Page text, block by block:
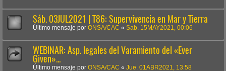
Sáb. 03JUL2021 | T86: Supervivencia en Mar y Tierra
Último mensaje por ONSA/CAC « Sab. 15MAY2021, 00:06
WEBINAR: Asp. legales del Varamiento del «Ever
Given»...
Último mensaje por ONSA/CAC « Jue. 01ABR2021, 13:58